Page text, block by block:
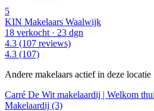
5
KIN Makelaars Waalwijk
18 verkocht · 23 dgn
4.3 (107 reviews)
4.3 (107)
Andere makelaars actief in deze locatie
Carré De Wit makelaardij | Welkom
Makelaardij (3)